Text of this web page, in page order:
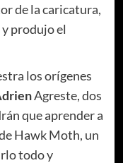
de la caricatura,
produjo el
los orígenes
Agreste, dos
que aprender a
Hawk Moth, un
todo y